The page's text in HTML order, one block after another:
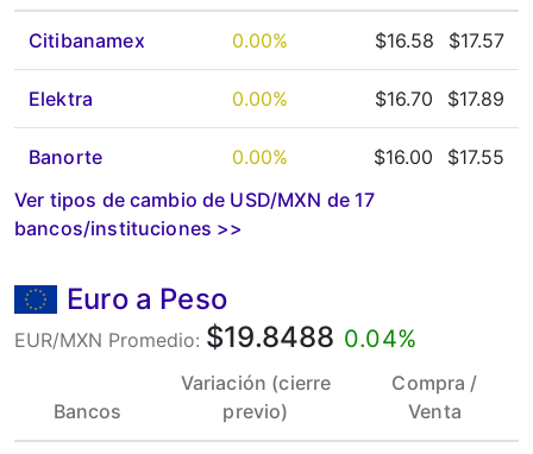
Citibanamex 0.00% $16.58 $17.57
Elektra 0.00% $16.70 $17.89
Banorte 0.00% $16.00
$17.55
Ver tipos de cambio de USD/MXN de 17
bancos/instituciones >>
Euro a Peso
EUR/MXN Promedio: $19.8488 0.04%
Bancos
Variación (cierre
previo)
Compra /
Venta